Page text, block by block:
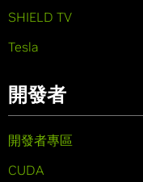
SHIELD TV
Tesla
開發者
開發者專區
CUDA